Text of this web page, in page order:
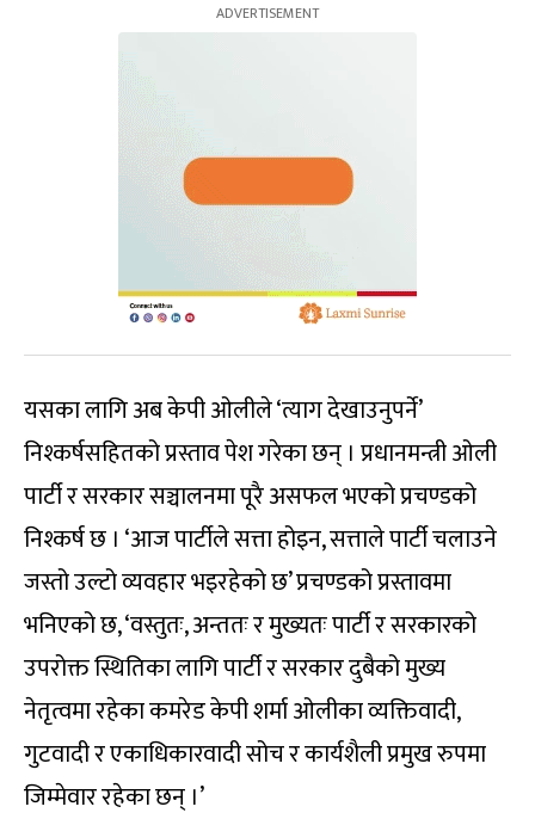
यसका लागि अब केपी ओलीले ‘त्याग देखाउनुपर्ने’
निश्कर्षसहितको प्रस्ताव पेश गरेका छन् । प्रधानमन्त्री ओली
पार्टी र सरकार सञ्चालनमा पूरै असफल भएको प्रचण्डको
निश्कर्ष छ । ‘आज पार्टीले सत्ता होइन, सत्ताले पार्टी चलाउने
जस्तो उल्टो व्यवहार भइरहेको छ’ प्रचण्डको प्रस्तावमा
भनिएको छ, ‘वस्तुतः, अन्ततः र मुख्यतः पार्टी र सरकारको
उपरोक्त स्थितिका लागि पार्टी र सरकार दुबैको मुख्य
नेतृत्वमा रहेका कमरेड केपी शर्मा ओलीका व्यक्तिवादी,
गुटवादी र एकाधिकारवादी सोच र कार्यशैली प्रमुख रुपमा
जिम्मेवार रहेका छन् ।’